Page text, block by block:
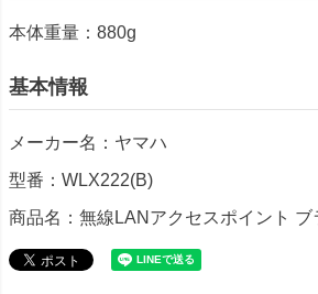
本体重量：880g
基本情報
メーカー名：ヤマハ
型番：WLX222(B)
商品名：無線LANアクセスポイント ブ